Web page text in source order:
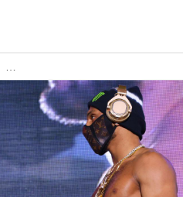
フェイスオフ、計量結果、身長差、リーチ差を掲載中！湘南美容クリニック presents RIZIN.40 計量結果